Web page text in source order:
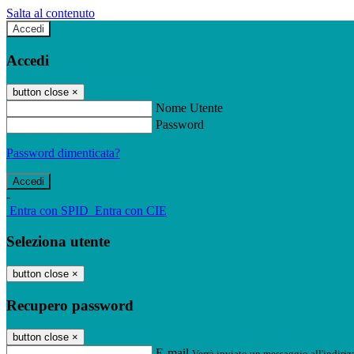
Salta al contenuto
Accedi
Accedi
button close ×
Nome Utente
Password
Password dimenticata?
-
Entra con SPID Entra con CIE
Seleziona utente
button close ×
Recupero password
button close ×